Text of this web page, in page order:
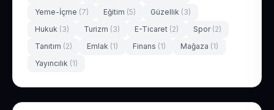
Yeme-İçme (7) Eğitim (5) Güzellik (3)
Hukuk (3) Turizm (3) E-Ticaret (2) Spor (2)
Tanıtım (2) Emlak (1) Finans (1) Mağaza (1)
Yayıncılık (1)